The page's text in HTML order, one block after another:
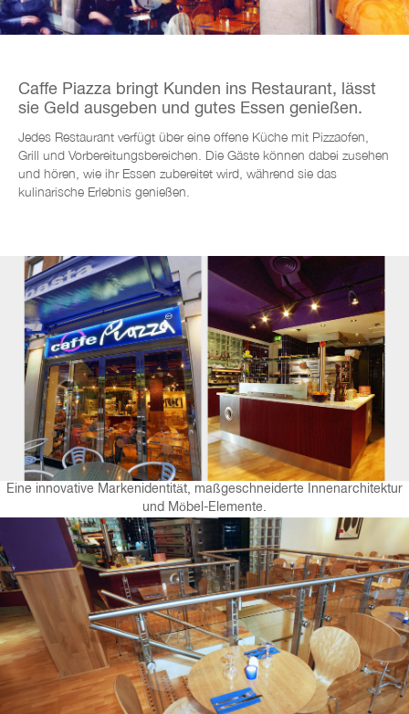
Caffe Piazza bringt Kunden ins Restaurant, lässt
sie Geld ausgeben und gutes Essen genießen.
Jedes Restaurant verfügt über eine offene Küche mit Pizzaofen,
Grill und Vorbereitungsbereichen. Die Gäste können dabei zusehen
und hören, wie ihr Essen zubereitet wird, während sie das
kulinarische Erlebnis genießen.
Eine innovative Markenidentität, maßgeschneiderte Innenarchitektur
und Möbel-Elemente.